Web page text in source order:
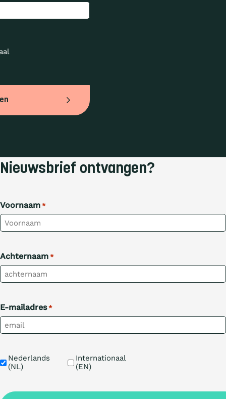
Nieuwsbrief ontvangen?
Voornaam *
Achternaam *
E-mailadres *
TaalNederlands
(NL)
Internationaal
(EN)